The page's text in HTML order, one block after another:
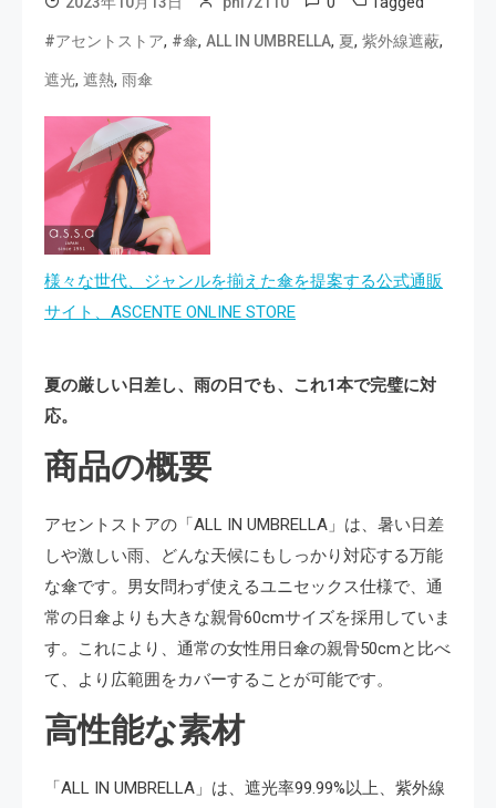
#アセントストア, #傘, ALL IN UMBRELLA, 夏, 紫外線遮蔽,
遮光, 遮熱, 雨傘
様々な世代、ジャンルを揃えた傘を提案する公式通販
サイト、ASCENTE ONLINE STORE
夏の厳しい日差し、雨の日でも、これ1本で完璧に対
応。
商品の概要
アセントストアの「ALL IN UMBRELLA」は、暑い日差
しや激しい雨、どんな天候にもしっかり対応する万能
な傘です。男女問わず使えるユニセックス仕様で、通
常の日傘よりも大きな親骨60cmサイズを採用していま
す。これにより、通常の女性用日傘の親骨50cmと比べ
て、より広範囲をカバーすることが可能です。
高性能な素材
「ALL IN UMBRELLA」は、遮光率99.99%以上、紫外線